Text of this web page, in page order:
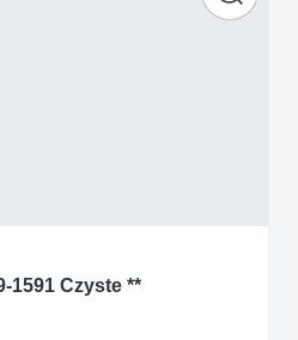
1591 Czyste **